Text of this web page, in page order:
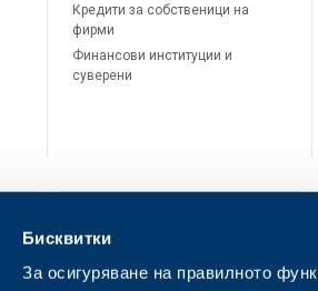
Бисквитки
За осигуряване на правилното
Кредити за собственици на
фирми
Финансови институции и
суверени
ОББ Мобайл